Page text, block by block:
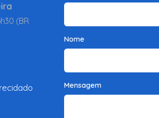
(BR
Nome
Mensagem